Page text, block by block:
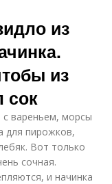
из
из
сок
вареньем, морсы
для пирожков,
Вот только
сочная.
и начинка